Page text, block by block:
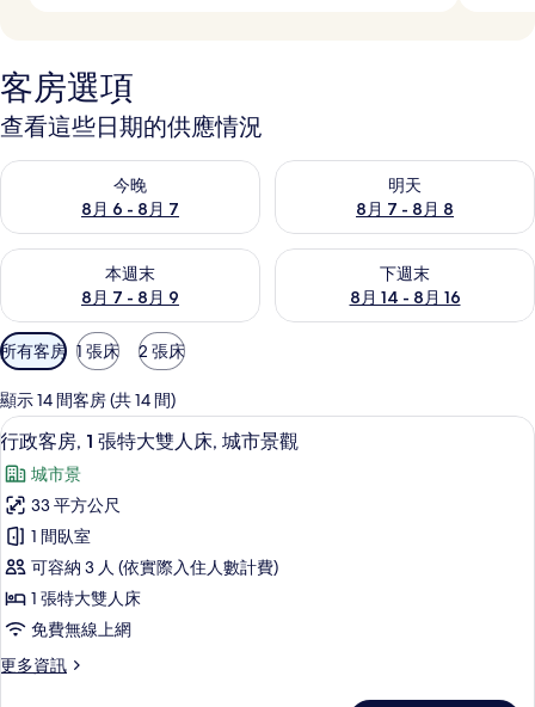
客房選項
查看這些日期的供應情況
今晚
8月 6 - 8月 7
查看今晚 (8月 6 - 8月 7) 的供應情況
明天
8月 7 - 8月 8
查看明天 (8月 7 - 8月 8) 的供
本週末
8月 7 - 8月 9
查看本週末 (8月 7 - 8月 9) 的供應情況
下週末
8月 14 - 8月 16
查看下週末 (8月 14 - 8月 16)
可
用
的
客
房
篩
選
條
件
所有客房 1 張床 2 張床
顯示 14 間客房 (共 14 間)
顯
示
行
政
客
房,
1
張
特
高級寢具、舒適加層、迷你吧、客房
8
行政客房, 1 張特大雙人床, 城市景觀
城市景
33 平方公尺
1 間臥室
可容納 3 人 (依實際入住人數計費)
1 張特大雙人床
免費無線上網
更多資訊
更